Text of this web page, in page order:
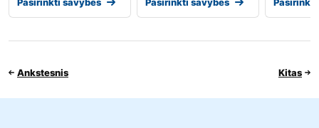
Pasirinkti savybes Pasirinkti savybes Pasirinkti
Ankstesnis Kitas